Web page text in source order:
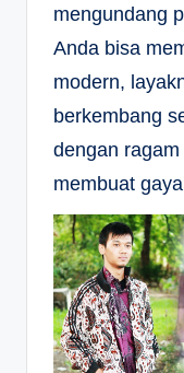
mengundang
Anda bisa
modern,
berkembang
dengan
membuat